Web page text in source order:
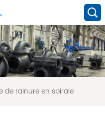
de rainure en spirale